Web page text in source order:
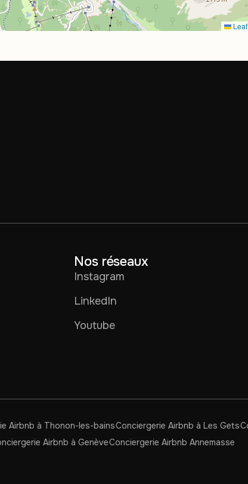
Nos réseaux
Instagram
LinkedIn
Youtube
Airbnb à Thonon-les-bainsConciergerie Airbnb à Les Gets
Airbnb à GenèveConciergerie Airbnb Annemasse